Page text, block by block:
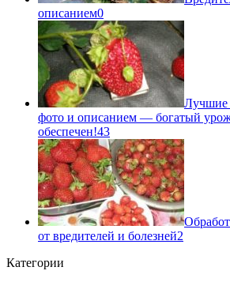
описанием0
Лучшие
фото и описанием — богатый
обеспечен!43
от вредителей и болезней2
Категории